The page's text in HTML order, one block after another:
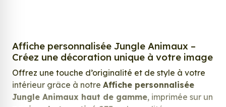
Affiche personnalisée Jungle Animaux –
Créez une décoration unique à votre image
Offrez une touche d’originalité et de style à votre
intérieur grâce à notre Affiche personnalisée
Jungle Animaux haut de gamme, imprimée sur un